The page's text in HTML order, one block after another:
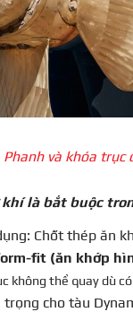
Phanh và khóa trục
khí là bắt buộc
Chốt thép ăn
fit (ăn khớp
không thể quay dù
trọng cho tàu